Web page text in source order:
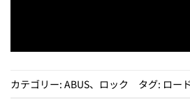
カテゴリー: ABUS、 ロック タグ: ロード